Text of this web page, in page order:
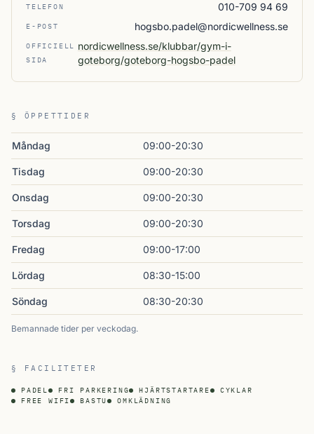
TELEFON 010-709 94 69
E-POST hogsbo.padel@nordicwellness.se
OFFICIELL
SIDA
nordicwellness.se/klubbar/gym-i-
goteborg/goteborg-hogsbo-padel
§ ÖPPETTIDER
Måndag 09:00-20:30
Tisdag 09:00-20:30
Onsdag 09:00-20:30
Torsdag 09:00-20:30
Fredag 09:00-17:00
Lördag 08:30-15:00
Söndag 08:30-20:30
Bemannade tider per veckodag.
§ FACILITETER
PADEL FRI PARKERING HJÄRTSTARTARE
CYKLAR
FREE WIFI
BASTU OMKLÄDNING